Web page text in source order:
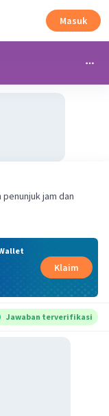
Masuk
jam dan
Klaim
Jawaban terverifikasi